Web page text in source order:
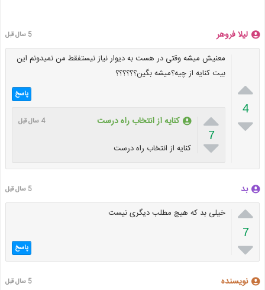
لیلا فروهر 5 سال قبل

4

معنیش میشه وقتی در هست به دیوار نیاز نیستفقط من نمیدونم این
بیت کنایه از چیه؟میشه بگین؟؟؟؟؟؟
پاسخ

7

کنایه از انتخاب راه درست 4 سال قبل
کنایه از انتخاب راه درست
بد 5 سال قبل

7

خیلی بد که هیچ مطلب دیگری نیست
پاسخ
نویسنده 5 سال قبل